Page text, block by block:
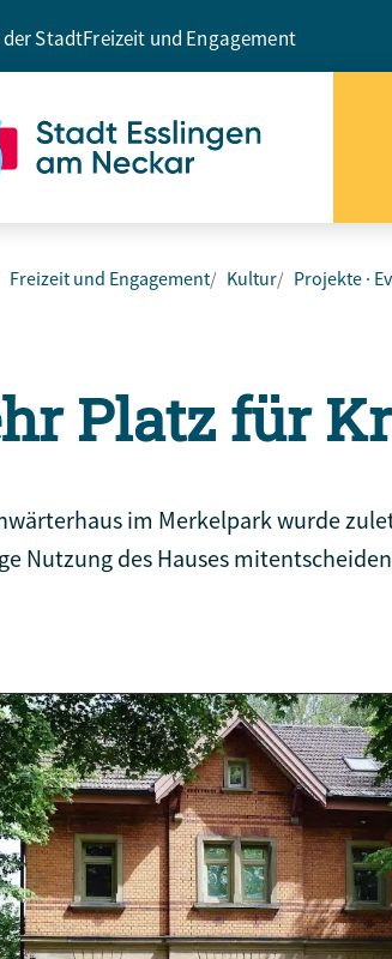
StadtFreizeit und Engagement
Freizeit und Engagement Kultur Projekte ·
Platz für
im Merkelpark wurde
Nutzung des Hauses